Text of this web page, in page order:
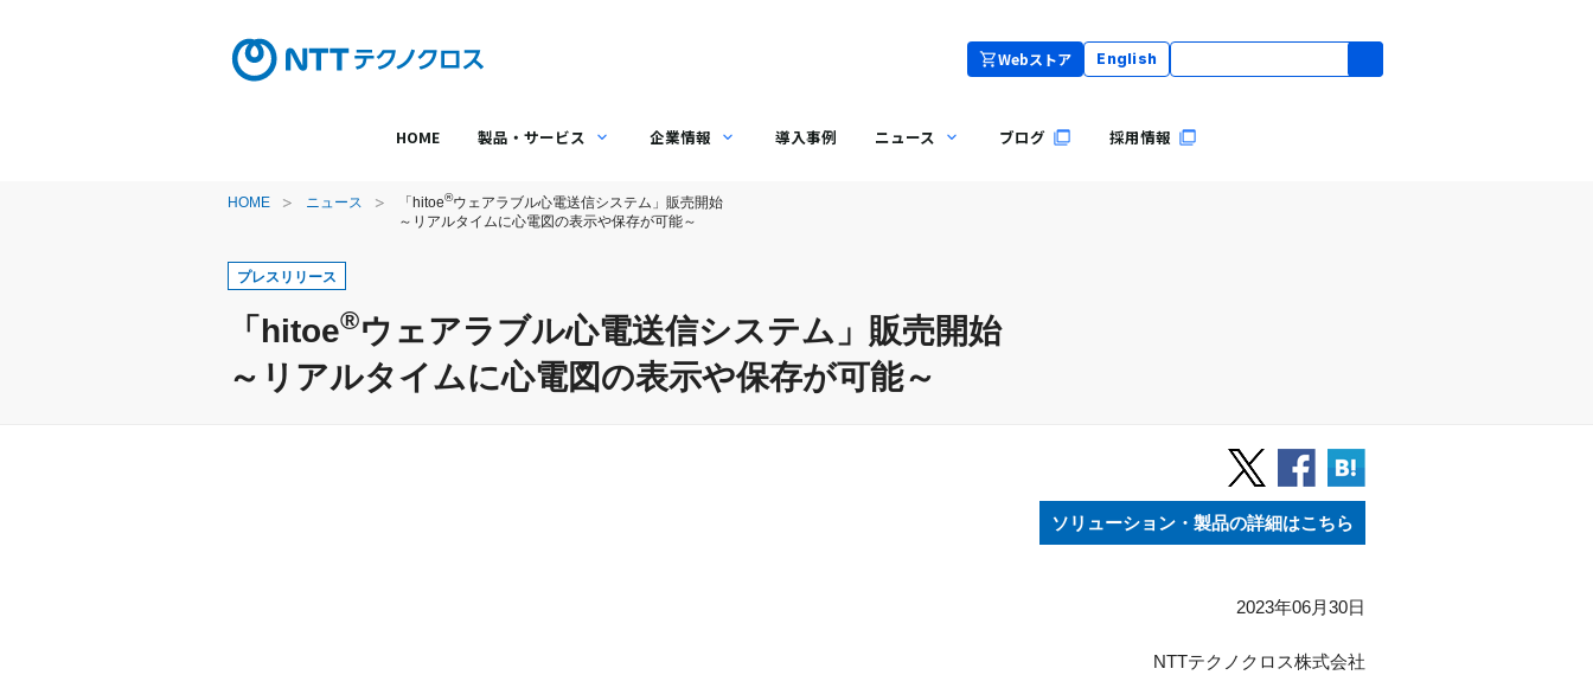
Webストア English
HOME 製品・サービス 企業情報 導入事例 ニュース ブログ 採用情報
HOME ニュース 「hitoe®ウェアラブル心電送信システム」販売開始
～リアルタイムに心電図の表示や保存が可能～
プレスリリース
「hitoe®ウェアラブル心電送信システム」販売開始
～リアルタイムに心電図の表示や保存が可能～
ソリューション・製品の詳細はこちら
2023年06月30日
NTTテクノクロス株式会社